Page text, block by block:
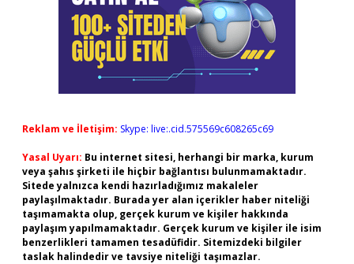
Reklam ve İletişim: Skype: live:.cid.575569c608265c69
Yasal Uyarı: Bu internet sitesi, herhangi bir marka, kurum
veya şahıs şirketi ile hiçbir bağlantısı bulunmamaktadır.
Sitede yalnızca kendi hazırladığımız makaleler
paylaşılmaktadır. Burada yer alan içerikler haber niteliği
taşımamakta olup, gerçek kurum ve kişiler hakkında
paylaşım yapılmamaktadır. Gerçek kurum ve kişiler ile isim
benzerlikleri tamamen tesadüfidir. Sitemizdeki bilgiler
taslak halindedir ve tavsiye niteliği taşımazlar.